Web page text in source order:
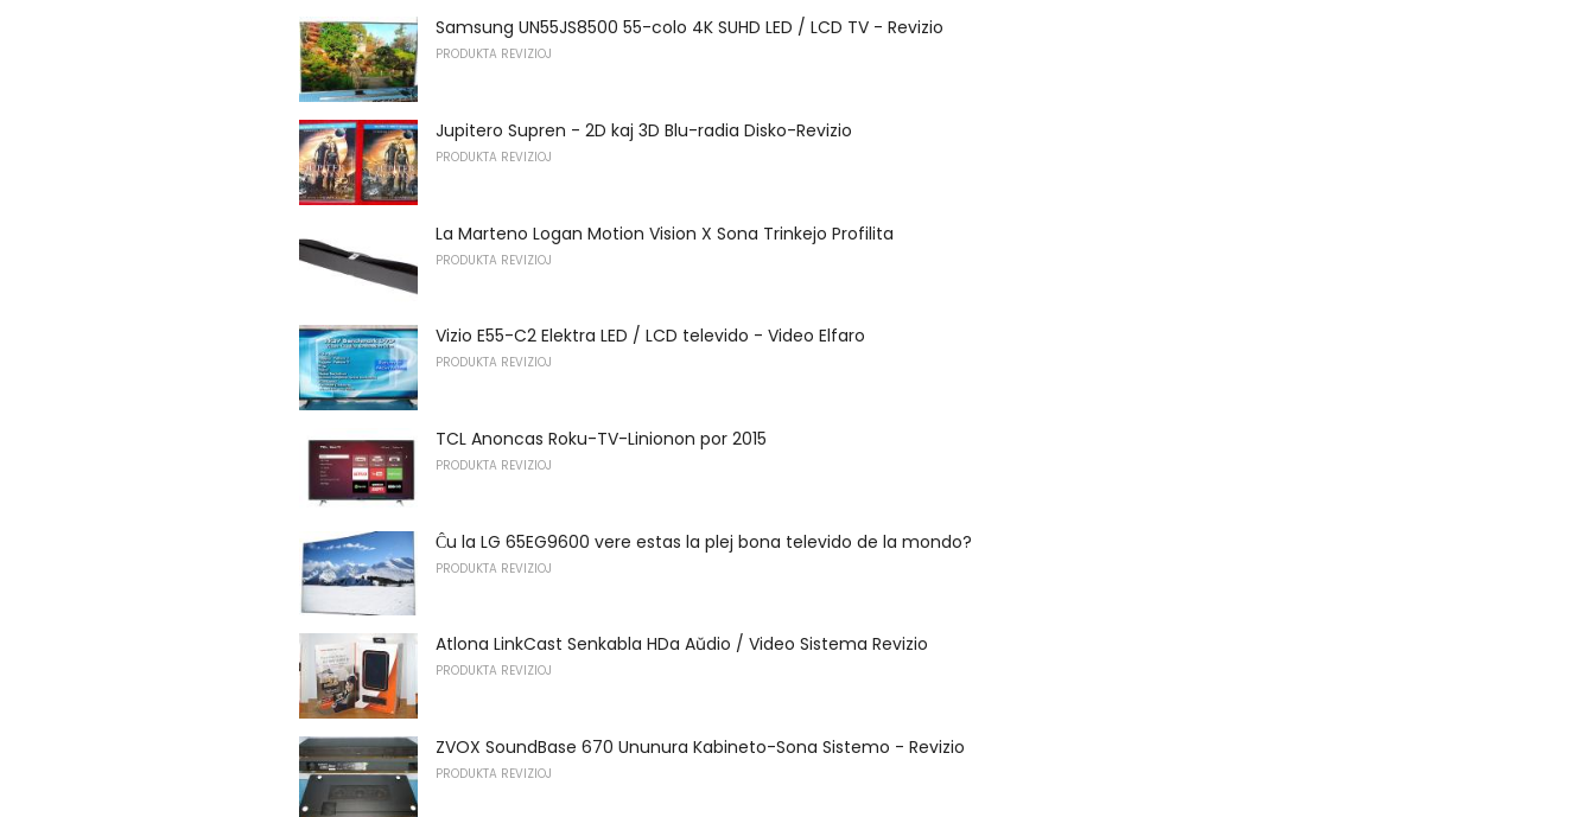
Samsung UN55JS8500 55-colo 4K SUHD LED / LCD TV - Revizio
PRODUKTA REVIZIOJ
Jupitero Supren - 2D kaj 3D Blu-radia Disko-Revizio
PRODUKTA REVIZIOJ
La Marteno Logan Motion Vision X Sona Trinkejo Profilita
PRODUKTA REVIZIOJ
Vizio E55-C2 Elektra LED / LCD televido - Video Elfaro
PRODUKTA REVIZIOJ
TCL Anoncas Roku-TV-Linionon por 2015
PRODUKTA REVIZIOJ
Ĉu la LG 65EG9600 vere estas la plej bona televido de la mondo?
PRODUKTA REVIZIOJ
Atlona LinkCast Senkabla HDa Aŭdio / Video Sistema Revizio
PRODUKTA REVIZIOJ
ZVOX SoundBase 670 Ununura Kabineto-Sona Sistemo - Revizio
PRODUKTA REVIZIOJ